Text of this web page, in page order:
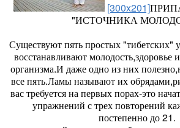
[300x201]
"ИСТОЧНИКА
Существуют пять простых "тибетских"
восстанавливают молодость,здоровье
организма.И даже одно из них
все пять.Ламы называют их
вас требуется на первых порах-это
упражнений с трех повторений
постепенно до 21.